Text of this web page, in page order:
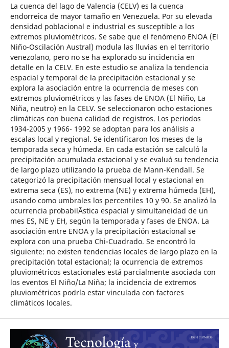
La cuenca del lago de Valencia (CELV) es la cuenca
endorreica de mayor tamaño en Venezuela. Por su elevada
densidad poblacional e industrial es susceptible a los
extremos pluviométricos. Se sabe que el fenómeno ENOA (El
Niño-Oscilación Austral) modula las lluvias en el territorio
venezolano, pero no se ha explorado su incidencia en
detalle en la CELV. En este estudio se analiza la tendencia
espacial y temporal de la precipitación estacional y se
explora la asociación entre la ocurrencia de meses con
extremos pluviométricos y las fases de ENOA (El Niño, La
Niña, neutro) en la CELV. Se seleccionaron ocho estaciones
climáticas con buena calidad de registros. Los periodos
1934-2005 y 1966- 1992 se adoptan para los análisis a
escalas local y regional. Se identificaron los meses de la
temporada seca y húmeda. En cada estación se calculó la
precipitación acumulada estacional y se evaluó su tendencia
de largo plazo utilizando la prueba de Mann-Kendall. Se
categorizó la precipitación mensual local y estacional en
extrema seca (ES), no extrema (NE) y extrema húmeda (EH),
usando como umbrales los percentiles 10 y 90. Se analizó la
ocurrencia probabilÃ­stica espacial y simultaneidad de un
mes ES, NE y EH, según la temporada y fases de ENOA. La
asociación entre ENOA y la precipitación estacional se
explora con una prueba Chi-Cuadrado. Se encontró lo
siguiente: no existen tendencias locales de largo plazo en la
precipitación total estacional; la ocurrencia de extremos
pluviométricos estacionales está parcialmente asociada con
los eventos El Niño/La Niña; la incidencia de extremos
pluviométricos podría estar vinculada con factores
climáticos locales.